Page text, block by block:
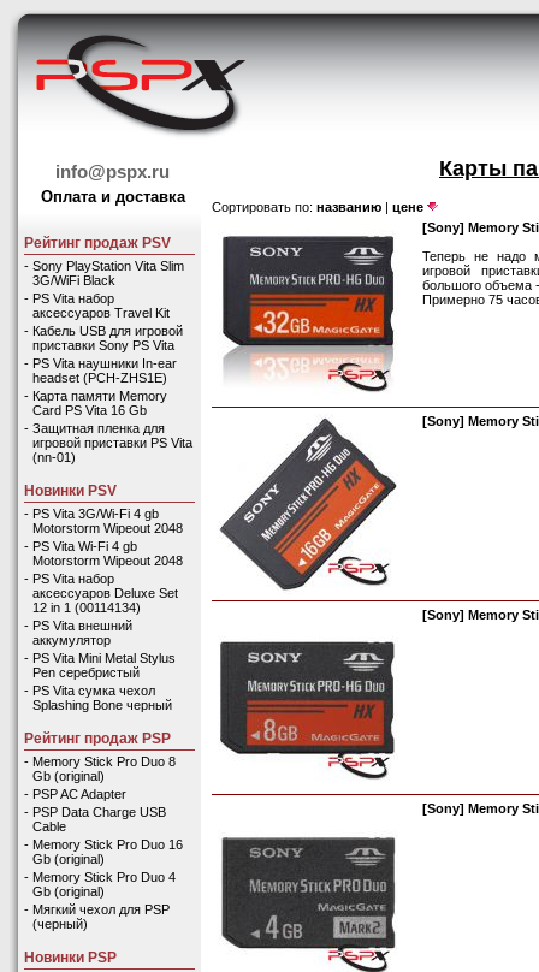
info@pspx.ru
Оплата и доставка
Рейтинг продаж PSV
- Sony PlayStation Vita Slim
3G/WiFi Black
- PS Vita набор
аксессуаров Travel Kit
- Кабель USB для игровой
приставки Sony PS Vita
- PS Vita наушники In-ear
headset (PCH-ZHS1E)
- Карта памяти Memory
Card PS Vita 16 Gb
- Защитная пленка для
игровой приставки PS Vita
(nn-01)
Новинки PSV
- PS Vita 3G/Wi-Fi 4 gb
Motorstorm Wipeout 2048
- PS Vita Wi-Fi 4 gb
Motorstorm Wipeout 2048
- PS Vita набор
аксессуаров Deluxe Set
12 in 1 (00114134)
- PS Vita внешний
аккумулятор
- PS Vita Mini Metal Stylus
Pen серебристый
- PS Vita сумка чехол
Splashing Bone черный
Рейтинг продаж PSP
- Memory Stick Pro Duo 8
Gb (original)
- PSP AC Adapter
- PSP Data Charge USB
Cable
- Memory Stick Pro Duo 16
Gb (original)
- Memory Stick Pro Duo 4
Gb (original)
- Мягкий чехол для PSP
(черный)
Новинки PSP
Карты
Сортировать по: названию | цене
[Sony] Memory
Теперь не надо
игровой
большого объема
Примерно 75
[Sony] Memory
[Sony] Memory
[Sony] Memory